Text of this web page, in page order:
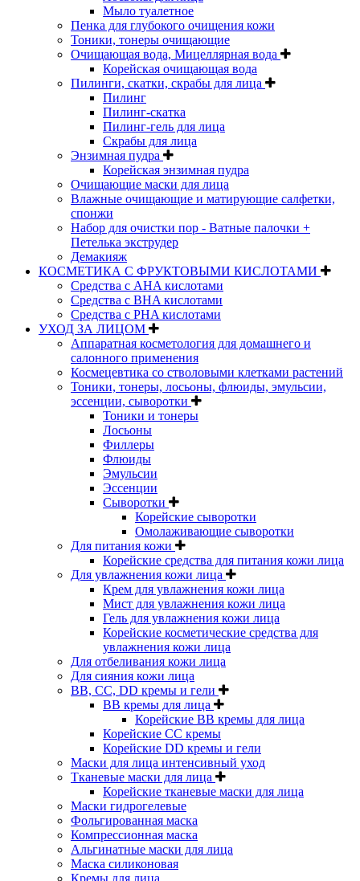
Мыло туалетное
Пенка для глубокого очищения кожи
Тоники, тонеры очищающие
Очищающая вода, Мицеллярная вода
Корейская очищающая вода
Пилинги, скатки, скрабы для лица
Пилинг
Пилинг-скатка
Пилинг-гель для лица
Скрабы для лица
Энзимная пудра
Корейская энзимная пудра
Очищающие маски для лица
Влажные очищающие и матирующие салфетки,
спонжи
Набор для очистки пор - Ватные палочки +
Петелька экструдер
Демакияж
КОСМЕТИКА С ФРУКТОВЫМИ КИСЛОТАМИ
Средства с AHA кислотами
Средства с BHA кислотами
Средства с PHA кислотами
УХОД ЗА ЛИЦОМ
Аппаратная косметология для домашнего и
салонного применения
Космецевтика со стволовыми клетками растений
Тоники, тонеры, лосьоны, флюиды, эмульсии,
эссенции, сыворотки
Тоники и тонеры
Лосьоны
Филлеры
Флюиды
Эмульсии
Эссенции
Сыворотки
Корейские сыворотки
Омолаживающие сыворотки
Для питания кожи
Корейские средства для питания кожи лица
Для увлажнения кожи лица
Крем для увлажнения кожи лица
Мист для увлажнения кожи лица
Гель для увлажнения кожи лица
Корейские косметические средства для
увлажнения кожи лица
Для отбеливания кожи лица
Для сияния кожи лица
BB, CC, DD кремы и гели
BB кремы для лица
Корейские BB кремы для лица
Корейские CC кремы
Корейские DD кремы и гели
Маски для лица интенсивный уход
Тканевые маски для лица
Корейские тканевые маски для лица
Маски гидрогелевые
Фольгированная маска
Компрессионная маска
Альгинатные маски для лица
Маска силиконовая
Кремы для лица